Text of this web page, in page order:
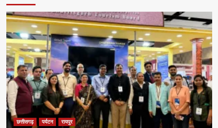
छत्तीसगढ़ पर्यटन रायपुर